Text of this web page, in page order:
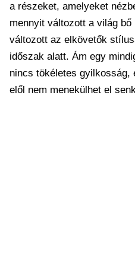
a részeket, amelyeket
mennyit változott a világ
változott az elkövetők
időszak alatt. Ám egy
nincs tökéletes gyilkosság,
elől nem menekülhet el